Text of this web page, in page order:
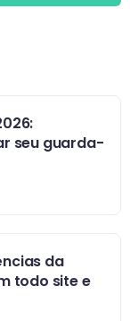
seu guarda-
da
todo site e